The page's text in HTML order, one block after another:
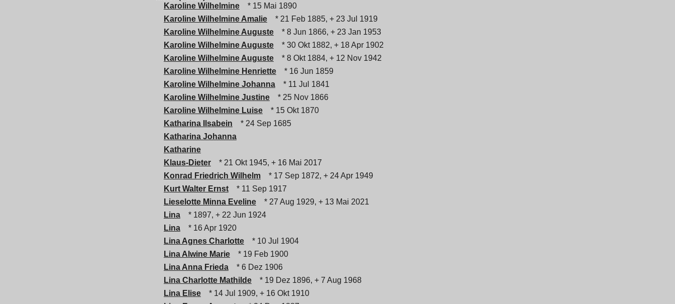
Karoline Wilhelmine
* 15 Mai 1890
Karoline Wilhelmine Amalie
* 21 Feb 1885, + 23 Jul 1919
Karoline Wilhelmine Auguste
* 8 Jun 1866, + 23 Jan 1953
Karoline Wilhelmine Auguste
* 30 Okt 1882, + 18 Apr 1902
Karoline Wilhelmine Auguste
* 8 Okt 1884, + 12 Nov 1942
Karoline Wilhelmine Henriette
* 16 Jun 1859
Karoline Wilhelmine Johanna
* 11 Jul 1841
Karoline Wilhelmine Justine
* 25 Nov 1866
Karoline Wilhelmine Luise
* 15 Okt 1870
Katharina Ilsabein
* 24 Sep 1685
Katharina Johanna
Katharine
Klaus-Dieter
* 21 Okt 1945, + 16 Mai 2017
Konrad Friedrich Wilhelm
* 17 Sep 1872, + 24 Apr 1949
Kurt Walter Ernst
* 11 Sep 1917
Lieselotte Minna Eveline
* 27 Aug 1929, + 13 Mai 2021
Lina
* 1897, + 22 Jun 1924
Lina
* 16 Apr 1920
Lina Agnes Charlotte
* 10 Jul 1904
Lina Alwine Marie
* 19 Feb 1900
Lina Anna Frieda
* 6 Dez 1906
Lina Charlotte Mathilde
* 19 Dez 1896, + 7 Aug 1968
Lina Elise
* 14 Jul 1909, + 16 Okt 1910